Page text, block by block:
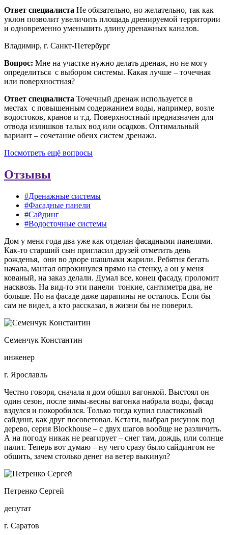
Ответ специалиста Не обязательно, но желательно, так как
уклон позволит увеличить площадь дренируемой территории
и одновременно уменьшить длину дренажных каналов.
Владимир, г. Санкт-Петербург
Вопрос: Мне на участке нужно делать дренаж, но не могу
определиться с выбором системы. Какая лучше – точечная
или поверхностная?
Ответ специалиста Точечный дренаж используется в
местах с повышенным содержанием воды, например, возле
водостоков, кранов и т.д. Поверхностный предназначен для
отвода излишков талых вод или осадков. Оптимальный
вариант – сочетание обеих систем дренажа.
Посмотреть ещё вопросы
Отзывы
#Дренажные системы
#Фасадные панели
#Сайдинг
#Водосточные системы
Дом у меня года два уже как отделан фасадными панелями.
Как-то старший сын пригласил друзей отметить день
рожденья, они во дворе шашлыки жарили. Ребятня бегать
начала, мангал опрокинулся прямо на стенку, а он у меня
кованый, на заказ делали. Думал все, конец фасаду, проломит
насквозь. На вид-то эти панели тонкие, сантиметра два, не
больше. Но на фасаде даже царапины не осталось. Если бы
сам не видел, а кто рассказал, в жизни бы не поверил.
Семенчук Константин
инженер
г. Ярославль
Честно говоря, сначала я дом обшил вагонкой. Выстоял он
один сезон, после зимы-весны вагонка набрала воды, фасад
вздулся и покоробился. Только тогда купил пластиковый
сайдинг, как друг посоветовал. Кстати, выбрал рисунок под
дерево, серия Blockhouse – с двух шагов вообще не различить.
А на погоду никак не реагирует – снег там, дождь, или солнце
палит. Теперь вот думаю – ну чего сразу было сайдингом не
обшить, зачем столько денег на ветер выкинул?
Петренко Сергей
депутат
г. Саратов